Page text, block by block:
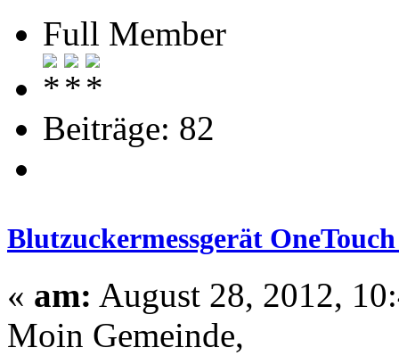
Full Member
Beiträge: 82
Blutzuckermessgerät
« am: August 28, 2012,
Moin Gemeinde,